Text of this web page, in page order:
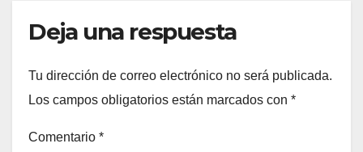
Deja una respuesta
Tu dirección de correo electrónico no será publicada.
Los campos obligatorios están marcados con *
Comentario *